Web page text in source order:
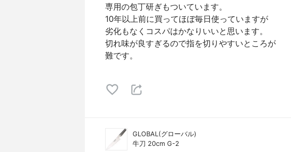
専用の包丁研ぎもついています。
10年以上前に買ってほぼ毎日使っていますが
劣化もなくコスパはかなりいいと思います。
切れ味が良すぎるので指を切りやすいところが
難です。
GLOBAL(グローバル)
牛刀 20cm G-2